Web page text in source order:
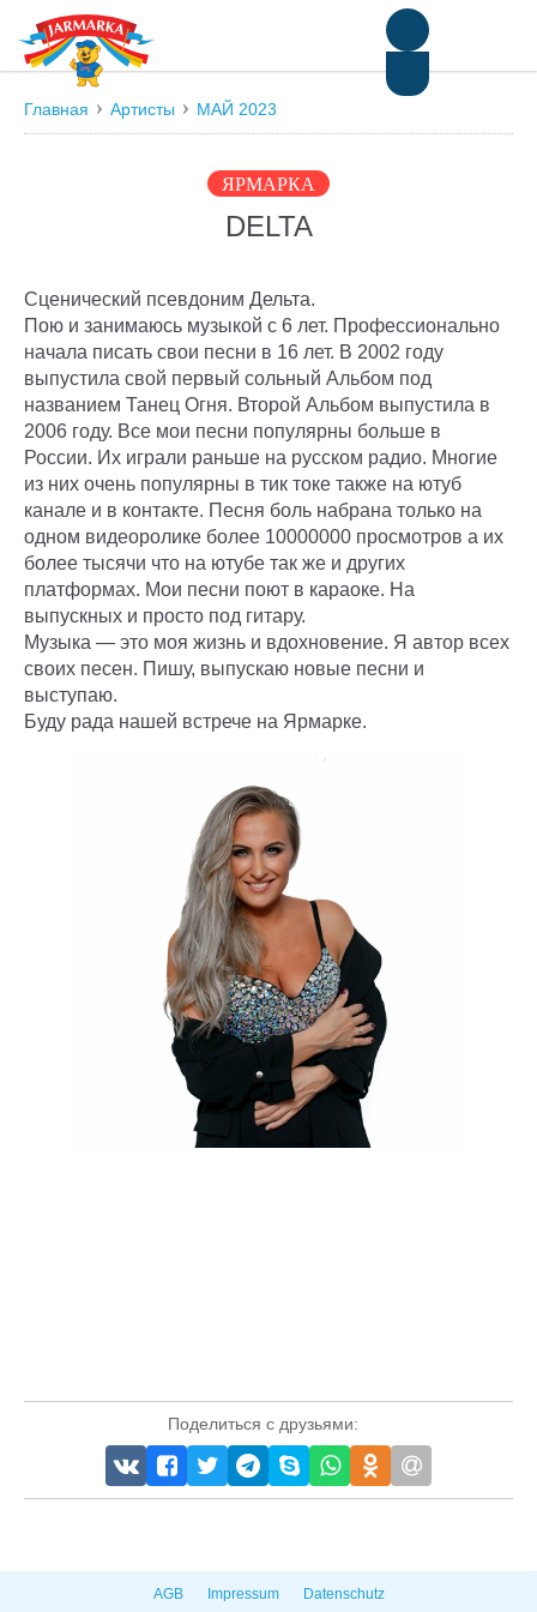
Deutsch
Главная Артисты МАЙ 2023
ЯРМАРКА
DELTA
Сценический псевдоним Дельта.
Пою и занимаюсь музыкой с 6 лет. Профессионально
начала писать свои песни в 16 лет. В 2002 году
выпустила свой первый сольный Альбом под
названием Танец Огня. Второй Альбом выпустила в
2006 году. Все мои песни популярны больше в
России. Их играли раньше на русском радио. Многие
из них очень популярны в тик токе также на ютуб
канале и в контакте. Песня боль набрана только на
одном видеоролике более 10000000 просмотров а их
более тысячи что на ютубе так же и других
платформах. Мои песни поют в караоке. На
выпускных и просто под гитару.
Музыка — это моя жизнь и вдохновение. Я автор всех
своих песен. Пишу, выпускаю новые песни и
выступаю.
Буду рада нашей встрече на Ярмарке.
Поделиться с друзьями:
AGB Impressum Datenschutz